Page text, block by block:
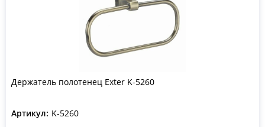
Держатель полотенец Exter K-5260
Артикул: K-5260